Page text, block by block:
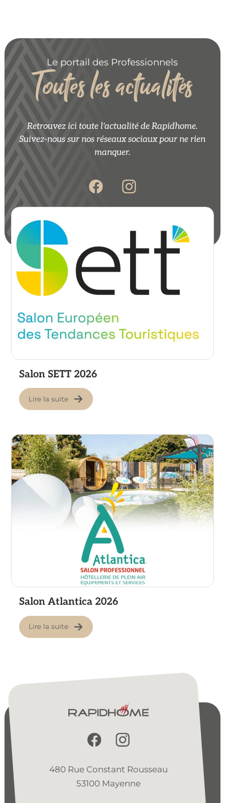
Le portail des Professionnels
Toutes les actualités
Retrouvez ici toute l'actualité de Rapidhome.
Suivez-nous sur nos réseaux sociaux pour ne rien
manquer.
Salon SETT 2026
Lire la suite
Salon Atlantica 2026
Lire la suite
480 Rue Constant Rousseau
53100 Mayenne